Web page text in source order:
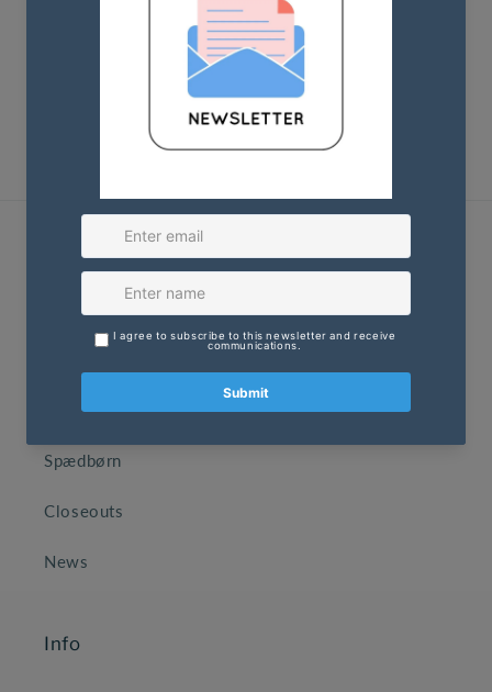
sort bund i vinyl og stropper. Aftagelig skulderrem
medfølger. Importeret.
Børn
Spædbørn
Closeouts
News
Info